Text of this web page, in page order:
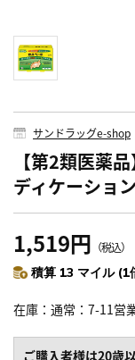
サンドラッグe-shop
【第2類医薬
ディケーショ
1,519円 （税込）
積算 13 マイル (1
在庫 通常：7-11営
ご購入者様は20歳